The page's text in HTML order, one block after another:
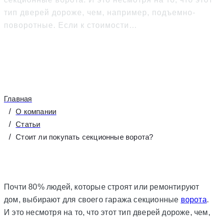
тип дверей дороже, чем, например, подъемно-
поворотные. Если к стоимости…
Главная
О компании
Статьи
Стоит ли покупать секционные ворота?
Почти 80% людей, которые строят или ремонтируют
дом, выбирают для своего гаража секционные ворота.
И это несмотря на то, что этот тип дверей дороже, чем,